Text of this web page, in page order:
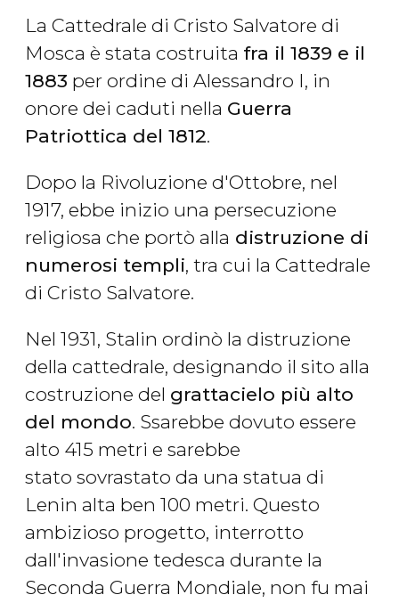
La Cattedrale di Cristo Salvatore di
Mosca è stata costruita fra il 1839 e il
1883 per ordine di Alessandro I, in
onore dei caduti nella Guerra
Patriottica del 1812.
Dopo la Rivoluzione d'Ottobre, nel
1917, ebbe inizio una persecuzione
religiosa che portò alla distruzione di
numerosi templi, tra cui la Cattedrale
di Cristo Salvatore.
Nel 1931, Stalin ordinò la distruzione
della cattedrale, designando il sito alla
costruzione del grattacielo più alto
del mondo. Ssarebbe dovuto essere
alto 415 metri e sarebbe
stato sovrastato da una statua di
Lenin alta ben 100 metri. Questo
ambizioso progetto, interrotto
dall'invasione tedesca durante la
Seconda Guerra Mondiale, non fu mai